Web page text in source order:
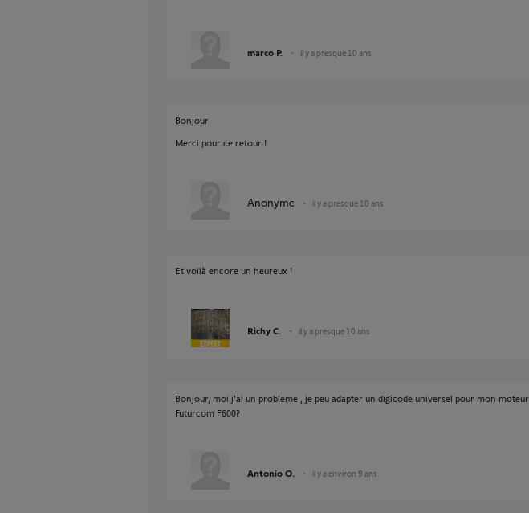
marco P. il y a presque 10 ans
Bonjour
Merci pour ce retour !
Anonyme il y a presque 10 ans
Et voilà encore un heureux !
Richy C. il y a presque 10 ans
Bonjour, moi j'ai un probleme , je peu adapter un digicode universel pour mon moteur
Futurcom F600?
Antonio O. il y a environ 9 ans